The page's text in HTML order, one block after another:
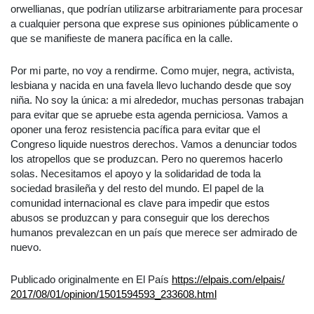
orwellianas, que podrían utilizarse arbitrariamente para procesar
a cualquier persona que exprese sus opiniones públicamente o
que se manifieste de manera pacífica en la calle.
Por mi parte, no voy a rendirme. Como mujer, negra, activista,
lesbiana y nacida en una favela llevo luchando desde que soy
niña. No soy la única: a mi alrededor, muchas personas trabajan
para evitar que se apruebe esta agenda perniciosa. Vamos a
oponer una feroz resistencia pacífica para evitar que el
Congreso liquide nuestros derechos. Vamos a denunciar todos
los atropellos que se produzcan. Pero no queremos hacerlo
solas. Necesitamos el apoyo y la solidaridad de toda la
sociedad brasileña y del resto del mundo. El papel de la
comunidad internacional es clave para impedir que estos
abusos se produzcan y para conseguir que los derechos
humanos prevalezcan en un país que merece ser admirado de
nuevo.
Publicado originalmente en El País https://elpais.com/elpais/
2017/08/01/opinion/1501594593_ 233608.html